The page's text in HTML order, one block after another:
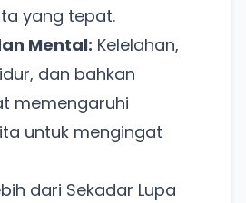
yang tepat.
Mental: Kelelahan,
dan bahkan
memengaruhi
untuk mengingat
dari Sekadar Lupa